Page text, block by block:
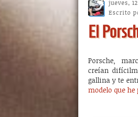
El
jueves,
Escrito
Porsche,
creían
gallina y te
modelo que